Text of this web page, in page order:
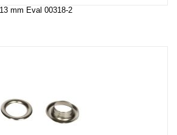
13 mm Eval 00318-2